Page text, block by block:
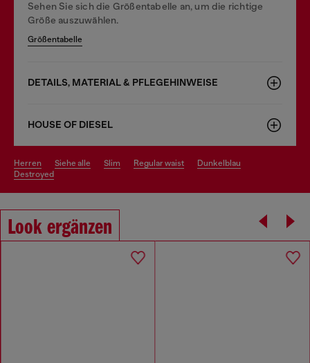
Sehen Sie sich die Größentabelle an, um die richtige
Größe auszuwählen.
Größentabelle
DETAILS, MATERIAL & PFLEGEHINWEISE
HOUSE OF DIESEL
herren siehe alle slim regular waist
dunkelblau
destroyed
Look ergänzen